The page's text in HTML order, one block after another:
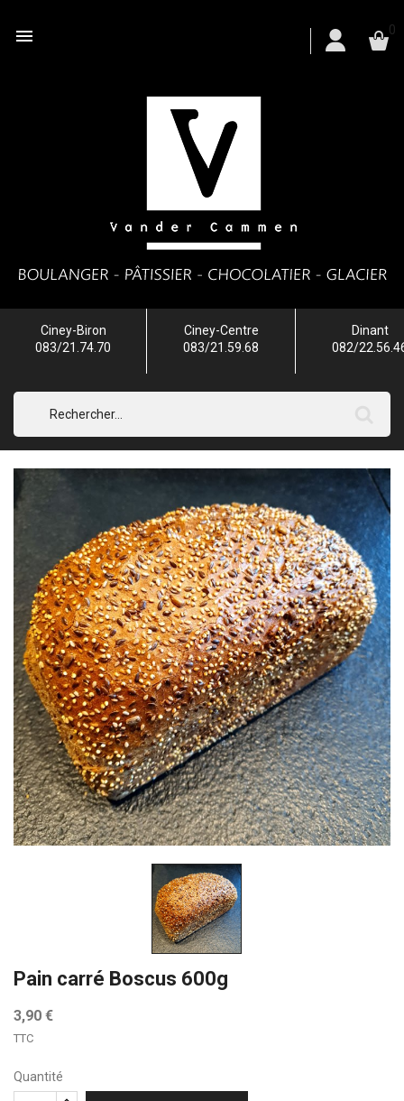
 0
Ciney-Biron
083/21.74.70
Ciney-Centre
083/21.59.68
Dinant
082/
Pain carré Boscus 600g
3,90 €
TTC
Quantité